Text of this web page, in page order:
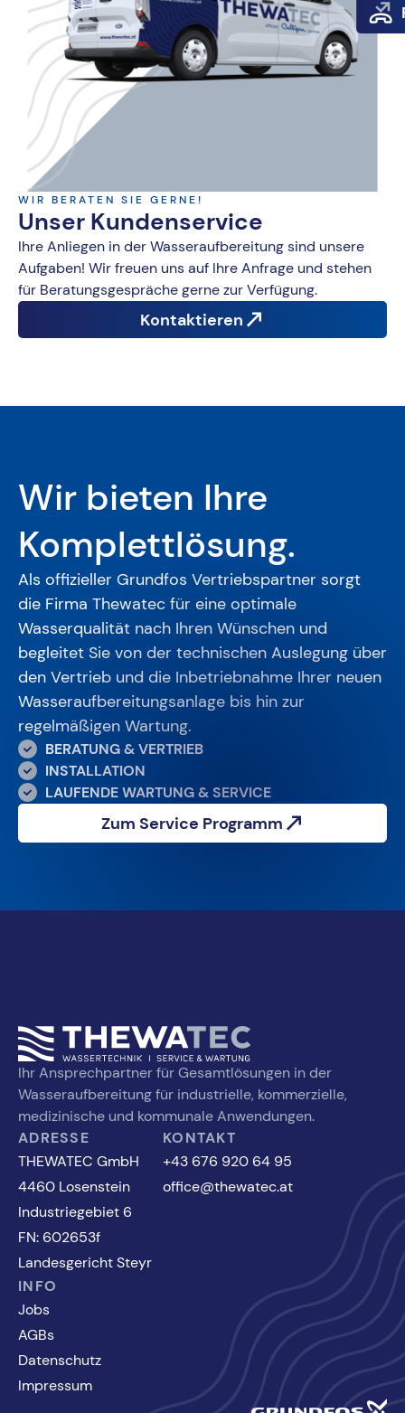
WIR BERATEN SIE GERNE!
Unser Kundenservice
Ihre Anliegen in der Wasseraufbereitung sind unsere
Aufgaben! Wir freuen uns auf Ihre Anfrage und stehen
für Beratungsgespräche gerne zur Verfügung.
Kontaktieren
Wir bieten Ihre
Komplettlösung.
Als offizieller Grundfos Vertriebspartner sorgt
die Firma Thewatec für eine optimale
Wasserqualität nach Ihren Wünschen und
begleitet Sie von der technischen Auslegung über
den Vertrieb und die Inbetriebnahme Ihrer neuen
Wasseraufbereitungsanlage bis hin zur
regelmäßigen Wartung.
BERATUNG & VERTRIEB
INSTALLATION
LAUFENDE WARTUNG & SERVICE
Zum Service Programm
Ihr Ansprechpartner für Gesamtlösungen in der
Wasseraufbereitung für industrielle, kommerzielle,
medizinische und kommunale Anwendungen.
ADRESSE
THEWATEC GmbH
4460 Losenstein
Industriegebiet 6
FN: 602653f
Landesgericht Steyr
KONTAKT
+43 676 920 64 95
office@thewatec.at
INFO
Jobs
AGBs
Datenschutz
Impressum